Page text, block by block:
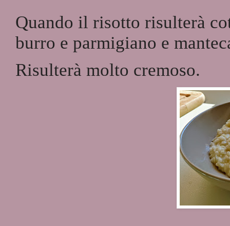
Quando il risotto risulterà
burro e parmigiano e
Risulterà molto cremoso.